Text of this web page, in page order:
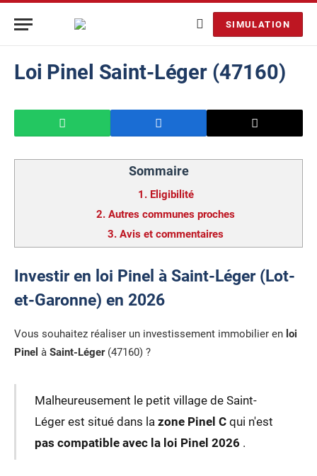
SIMULATION
Loi Pinel Saint-Léger (47160)
Sommaire
1. Eligibilité
2. Autres communes proches
3. Avis et commentaires
Investir en loi Pinel à Saint-Léger (Lot-
et-Garonne) en 2026
Vous souhaitez réaliser un investissement immobilier en loi
Pinel à Saint-Léger(47160) ?
Malheureusement le petit village de Saint-
Léger est situé dans la zone Pinel Cqui n'est
pas compatible avec la loi Pinel 2026 .